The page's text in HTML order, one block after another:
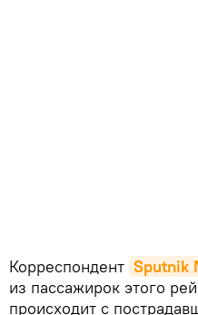
Корреспондент Sputnik
из пассажирок этого
происходит с